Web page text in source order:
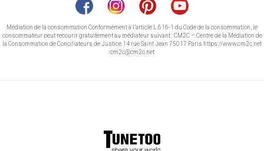
Médiation de la consommation Conformément à l’article L.616-1 du Code de la consommation, le
consommateur peut recourir gratuitement au médiateur suivant : CM2C – Centre de la Médiation de
la Consommation de Conciliateurs de Justice 14 rue Saint Jean 75017 Paris https://www.cm2c.net
cm2c@cm2c.net